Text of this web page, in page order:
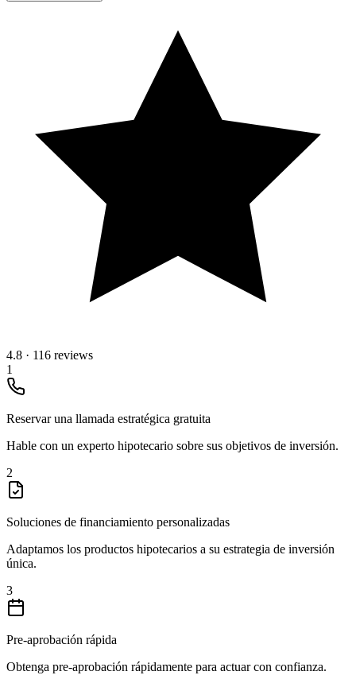
4.8 · 116 reviews
1
Reservar una llamada estratégica gratuita
Hable con un experto hipotecario sobre sus objetivos de inversión.
2
Soluciones de financiamiento personalizadas
Adaptamos los productos hipotecarios a su estrategia de inversión
única.
3
Pre-aprobación rápida
Obtenga pre-aprobación rápidamente para actuar con confianza.